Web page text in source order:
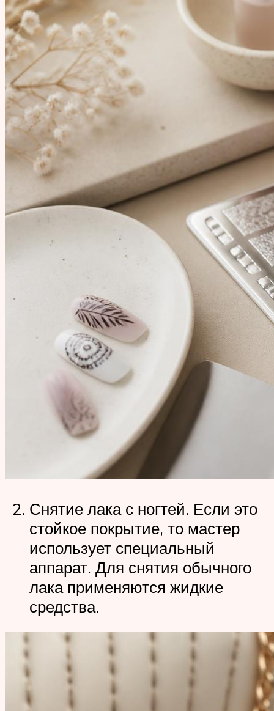
Снятие лака с ногтей. Если это
стойкое покрытие, то мастер
использует специальный
аппарат. Для снятия обычного
лака применяются жидкие
средства.